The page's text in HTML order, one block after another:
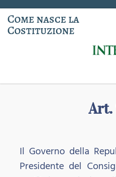
Come nasce la
Costituzione
Art.
Il Governo della
Presidente del